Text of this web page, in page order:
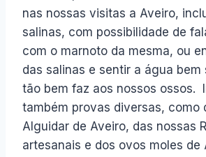
nas nossas visitas a Aveiro,
salinas, com possibilidade de
com o marnoto da mesma, ou
das salinas e sentir a água bem
tão bem faz aos nossos ossos.
também provas diversas, como
Alguidar de Aveiro, das nossas
artesanais e dos ovos moles de